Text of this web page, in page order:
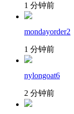
1 分钟前
mondayorder2
1 分钟前
nylongoat6
2 分钟前